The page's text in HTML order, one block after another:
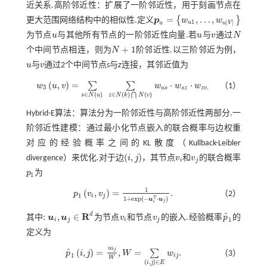
近关系.高阶邻近性：扩展了一阶邻近性，用于刻画节点在
更大范围网络结构中的相似性.定义pu = {wu1 , … , wu| V| }
pu= wu 1 ,…,wu|V|
为节点u
u与其他所有节点的一阶邻近性向量.若u
u与v
v通过 N
N
个中间节点相连，则为N + 1
N+ 1 阶邻近性.以三阶邻近为例，
u
u与v
v通过2个中间节点s与z连接，其邻近值为
w3 (u, v) = ∑
s∈N(u)
∑
z∈N(k)⋂ N(v)
wus ⋅ wsz ⋅ wzv.
w3 u,v= ∑s ∈N ∑z∈ vw z⋅wz （1）
Hybrid-E算法：算法分为一阶邻近性与高阶邻近性两部分.一
阶邻近性建模：通过最小化节点嵌入的联合概率与边权重
对应的经验概率之间的KL散度（Kullback-Leibler
divergence）来优化.对于边(i, j)
(i,j) ，其节点vi
vi和vj
vj 的联合概率
p1
p1 为
p1 (vi , vj ) =
1
1+exp(−uT
i ⋅u j)
.
p1 vi,vj =11+ ex p(-uiT⋅uj). （2）
其中: ui ,u j ∈ Rd
: ui,uj ∈R d 为节点vi
vi 和节点vj
vj 的嵌入.经验概率p
ˆ1
p^ 1的
定义为
p
ˆ1 (i, j) = wij
W , W = ∑
(i ,j)∈E
wi j.
p^1i,j=w jW W= ∑ i,j∈Ew . （3）